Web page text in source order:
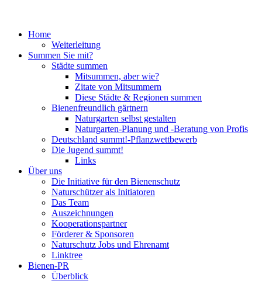
Home
Weiterleitung
Summen Sie mit?
Städte summen
Mitsummen, aber wie?
Zitate von Mitsummern
Diese Städte & Regionen summen
Bienenfreundlich gärtnern
Naturgarten selbst gestalten
Naturgarten-Planung und -Beratung von Profis
Deutschland summt!-Pflanzwettbewerb
Die Jugend summt!
Links
Über uns
Die Initiative für den Bienenschutz
Naturschützer als Initiatoren
Das Team
Auszeichnungen
Kooperationspartner
Förderer & Sponsoren
Naturschutz Jobs und Ehrenamt
Linktree
Bienen-PR
Überblick